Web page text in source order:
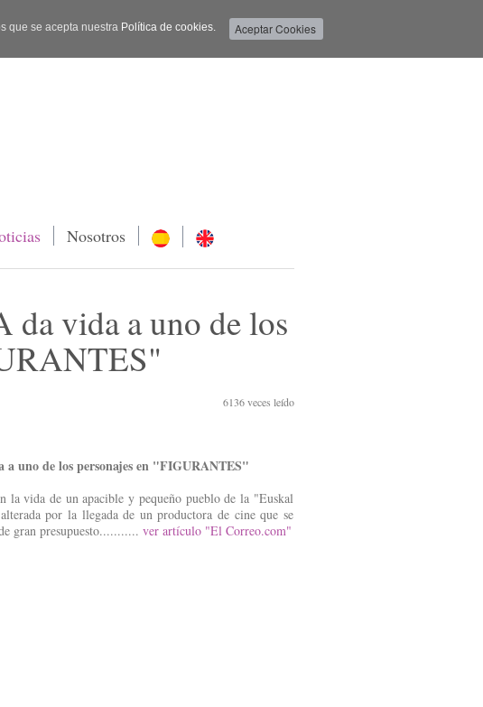
que se acepta nuestra Política de cookies.
Nosotros
vida a uno de los
6136veces leído
uno de los personajes en "FIGURANTES"
la vida de un apacible y pequeño pueblo de la "Euskal
por la llegada de un productora de cine que se
gran presupuesto........... ver artículo "El Correo.com"